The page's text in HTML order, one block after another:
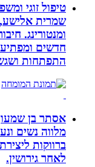
טיפול זוגי
שמרית אלישע,
ומנטורינג.
חדשים
התפתחות ושגשוג.
אסתר בן שמעון-
מלווה נשים
ברווקות ליצירת
לאחר גירושין.